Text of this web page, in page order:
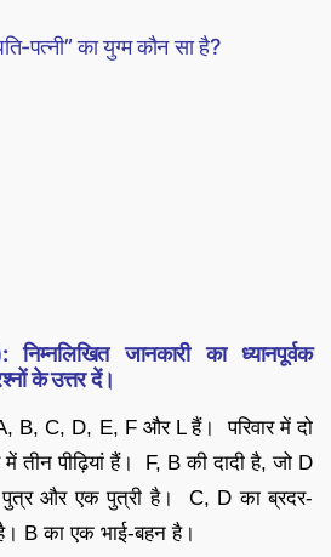
पत्नी” का युग्म कौन सा है?
जानकारी का ध्यानपूर्वक
के उत्तर दें।
B, C, D, E, F और L हैं। परिवार में दो
में तीन पीढ़ियां हैं। F, B की दादी है, जो D
और एक पुत्री है। C, D का ब्रदर-
B का एक भाई-बहन है।